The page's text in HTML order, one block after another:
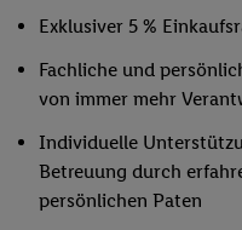
Exklusiver 5 %
Fachliche und
von immer mehr
Individuelle
Betreuung durch
persönlichen Paten